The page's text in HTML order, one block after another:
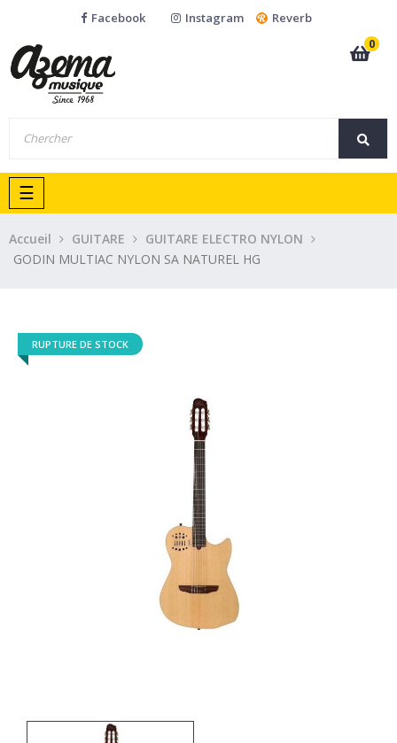
Facebook Instagram
Reverb
0
Basculer
la
navigation
☰
Accueil GUITARE
GUITARE ELECTRO NYLON
GODIN MULTIAC NYLON SA NATUREL HG
RUPTURE DE STOCK